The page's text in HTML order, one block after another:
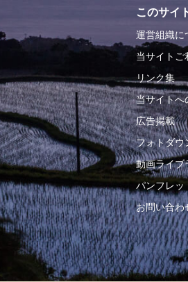
このサイ
運営組織に
当サイトご
リンク集
当サイトへ
広告掲載
フォトダウ
動画ライブ
パンフレッ
お問い合わ